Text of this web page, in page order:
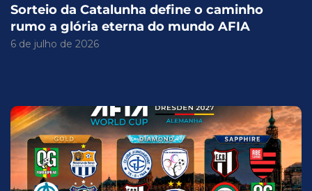
Sorteio da Catalunha define o caminho
rumo a glória eterna do mundo AFIA
6 de julho de 2026